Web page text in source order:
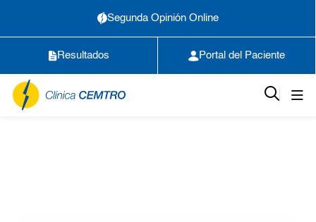
Segunda Opinión Online
Resultados Portal del Paciente